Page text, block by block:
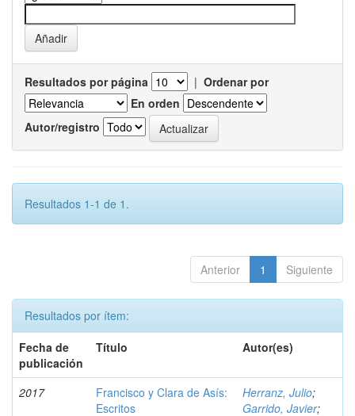
Resultados por página | Ordenar por
En orden
Autor/registro
Resultados 1-1 de 1.
Anterior 1 Siguiente
Resultados por ítem:
Fecha de
publicación
Título Autor(es)
2017
Francisco y Clara de Asís:
Escritos
Herranz, Julio;
Garrido, Javier;